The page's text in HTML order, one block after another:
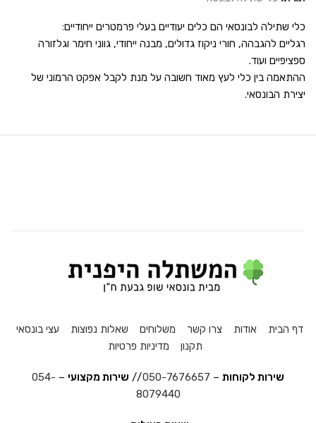
כלי שתילה לבונסאי הם כלים יעודיים בעלי פרמטרים ייחודיים:
רגליים להגבהה, חורי ניקוז גדולים, מבנה ייחודי, גווני חימר וגלזורה
ספציפיים ועוד.
ההתאמה בין כלי לעץ מאוד חשובה על מנת לקבל אפקט הרמוני של
יצירת הבונסאי.
דף הבית אודות צרו קשר משלוחים שאלות נפוצות
עצי בונסאי
תקנון
מדיניות פרטיות
שירות לקוחות –
050-7676657
// שירות מקצועי –
054-
8079440